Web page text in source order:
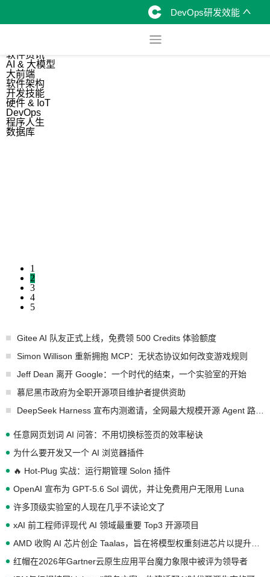
DevOps研发效能
软件资讯
AI & 大模型
大前端
软件架构
开发技能
硬件 & IoT
DevOps
程序人生
数据库
1
2
3
4
5
Gitee AI 队友正式上线，免费领 500 Credits 体验额度
Simon Willison 重新拥抱 MCP：无状态协议如何改变游戏规则
Jeff Dean 离开 Google：一个时代的结束，一个实验室的开始
慕尼黑市政府为全职开源项目维护者提供资助
任意网页划词 AI 问答：不用切换标签页的效率秘诀
为什么要开发又一个 AI 浏览器插件
🔥 Hot-Plug 实战：运行期管理 Solon 插件
OpenAI 宣布为 GPT-5.6 Sol 调优，并让免费用户无限用 Luna
许多顶级实验室的人现在几乎不读论文了
xAI 前工程师评现代 AI 领域最重要 Top3 开源项目
红帽在2026年Gartner云原生应用平台魔力象限中被评为领导者